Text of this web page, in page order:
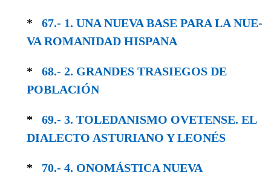
* 67.- 1. UNA NUEVA BASE PARA LA NUE­
VA ROMANIDAD HISPANA
* 68.- 2. GRANDES TRASIEGOS DE
POBLACIÓN
* 69.- 3. TOLEDANISMO OVETENSE. EL
DIALEC­TO ASTURIANO Y LEONÉS
* 70.- 4. ONOMÁSTICA NUEVA